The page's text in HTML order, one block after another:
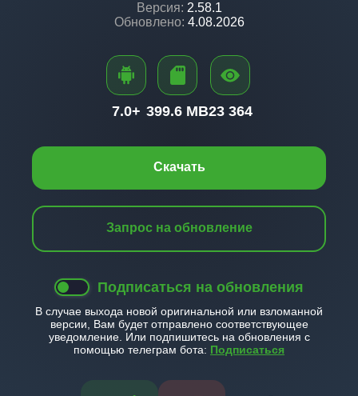
Версия: 2.58.1
Обновлено: 4.08.2026
Скачать
Запрос на обновление
Подписаться на обновления
В случае выхода новой оригинальной или взломанной
версии, Вам будет отправлено соответствующее
уведомление. Или подпишитесь на обновления с
помощью телеграм бота: Подписаться
7.0+ 399.6 MB23 364